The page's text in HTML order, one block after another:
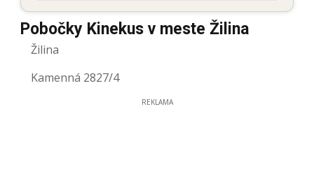
Pobočky Kinekus v meste Žilina
Žilina
Kamenná 2827/4
REKLAMA